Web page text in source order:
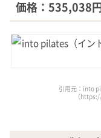
価格：535,038
引用元：into
（